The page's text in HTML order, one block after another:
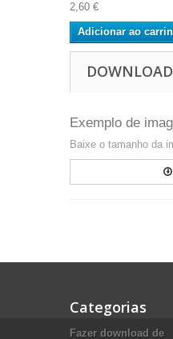
2,60 €
Adicionar ao
Exemplo de
Baixe o tamanho da
Categorias
Fazer download de